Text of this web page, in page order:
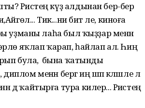
Рәистең күҙ алдынан бер-бер
Тик...ни бит әле, киноға
уҙманы лаһа был ҡыҙҙар менән
яҡлап ҡарап, һайлап ал. Һиңә
була, ә бына ҡатынды
менән бергә иң шәп кәләшле лә
ҡайтырға тура килер... Рәистең